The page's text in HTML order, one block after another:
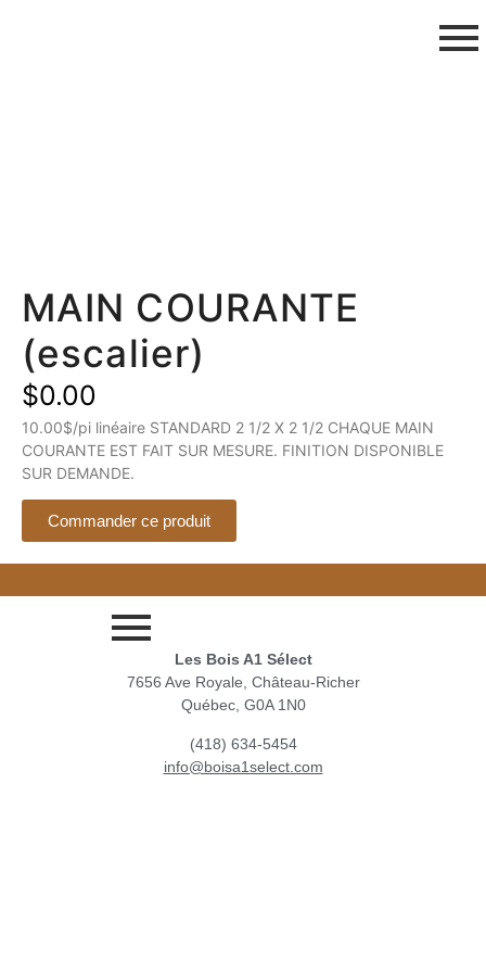
MAIN COURANTE
(escalier)
$0.00
10.00$/pi linéaire STANDARD 2 1/2 X 2 1/2 CHAQUE MAIN
COURANTE EST FAIT SUR MESURE. FINITION DISPONIBLE
SUR DEMANDE.
Commander ce produit
Les Bois A1 Sélect
7656 Ave Royale, Château-Richer
Québec, G0A 1N0
(418) 634-5454
info@boisa1select.com